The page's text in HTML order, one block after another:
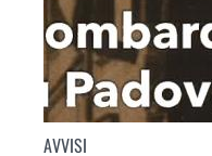
AVVISI